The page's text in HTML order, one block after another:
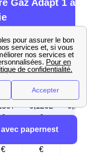
Gaz Adapt 1 an
B1 B2i
311,97
€
€
0,1202
€
€
€
papernest